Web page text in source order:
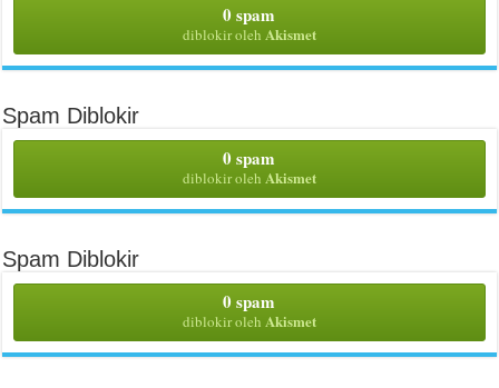
0 spam
diblokir oleh Akismet
Spam Diblokir
0 spam
diblokir oleh Akismet
Spam Diblokir
0 spam
diblokir oleh Akismet